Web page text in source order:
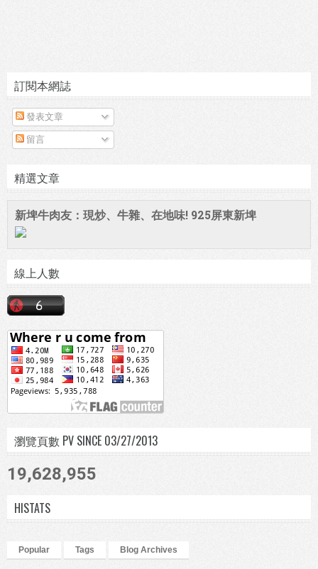
訂閱本網誌
發表文章
留言
精選文章
新埤牛肉友：現炒、牛雜、在地味! 925屏東新埤
線上人數
瀏覽頁數 PV SINCE 03/27/2013
19,628,955
HISTATS
Popular Tags Blog Archives